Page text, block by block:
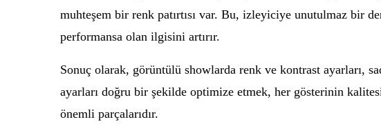
muhteşem bir renk patırtısı var. Bu, izleyiciye unutulmaz bir
performansa olan ilgisini artırır.
Sonuç olarak, görüntülü showlarda renk ve kontrast ayarları,
ayarları doğru bir şekilde optimize etmek, her gösterinin
önemli parçalarıdır.